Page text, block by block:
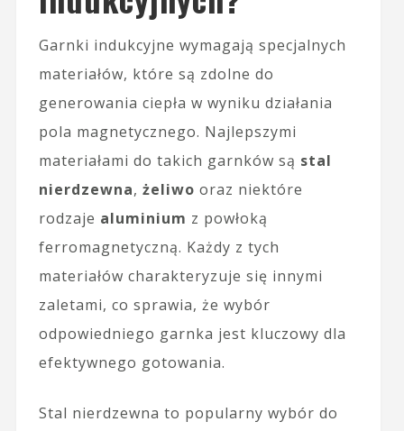
Garnki indukcyjne wymagają specjalnych
materiałów, które są zdolne do
generowania ciepła w wyniku działania
pola magnetycznego. Najlepszymi
materiałami do takich garnków są stal
nierdzewna, żeliwo oraz niektóre
rodzaje aluminium z powłoką
ferromagnetyczną. Każdy z tych
materiałów charakteryzuje się innymi
zaletami, co sprawia, że wybór
odpowiedniego garnka jest kluczowy dla
efektywnego gotowania.
Stal nierdzewna to popularny wybór do